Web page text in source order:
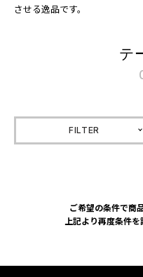
させる逸品です。
テ
FILTER
ご希望の条件で商
上記より再度条件